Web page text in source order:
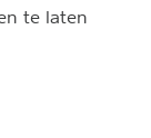
te laten